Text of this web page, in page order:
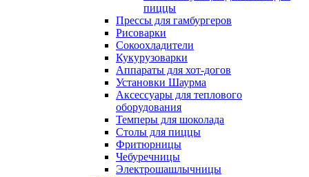
пиццы
Прессы для гамбургеров
Рисоварки
Сокоохладители
Кукурузоварки
Аппараты для хот-догов
Установки Шаурма
Аксессуары для теплового
оборудования
Темперы для шоколада
Столы для пиццы
Фритюрницы
Чебуречницы
Электрошашлычницы